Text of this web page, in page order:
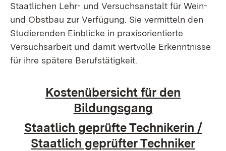
Staatlichen Lehr- und Versuchsanstalt für Wein-
und Obstbau zur Verfügung. Sie vermitteln den
Studierenden Einblicke in praxisorientierte
Versuchsarbeit und damit wertvolle Erkenntnisse
für ihre spätere Berufstätigkeit.
Kostenübersicht für den
Bildungsgang
Staatlich geprüfte Technikerin /
Staatlich geprüfter Techniker